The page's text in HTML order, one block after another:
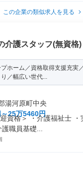
この企業の類似求人を見る
介護スタッフ(無資格)
ホーム／資格取得支援充実
／幅広い世代...
湯河原町中央
25万5460円
資格＞ ・介護福祉士 ・
職員基礎...